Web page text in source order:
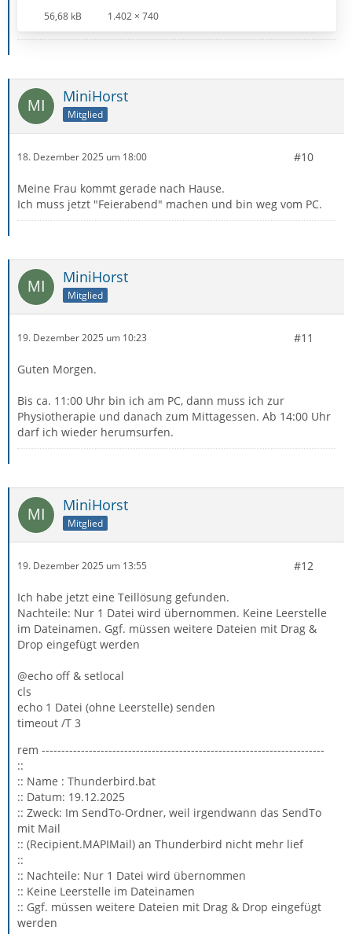
56,68 kB 1.402 × 740
MiniHorst
Mitglied
18. Dezember 2025 um 18:00 #10
Meine Frau kommt gerade nach Hause.
Ich muss jetzt "Feierabend" machen und bin weg vom PC.
MiniHorst
Mitglied
19. Dezember 2025 um 10:23 #11
Guten Morgen.
Bis ca. 11:00 Uhr bin ich am PC, dann muss ich zur
Physiotherapie und danach zum Mittagessen. Ab 14:00 Uhr
darf ich wieder herumsurfen.
MiniHorst
Mitglied
19. Dezember 2025 um 13:55 #12
Ich habe jetzt eine Teillösung gefunden.
Nachteile: Nur 1 Datei wird übernommen. Keine Leerstelle
im Dateinamen. Ggf. müssen weitere Dateien mit Drag &
Drop eingefügt werden
@echo off & setlocal
cls
echo 1 Datei (ohne Leerstelle) senden
timeout /T 3
rem ------------------------------------------------------------------------
::
:: Name : Thunderbird.bat
:: Datum: 19.12.2025
:: Zweck: Im SendTo-Ordner, weil irgendwann das SendTo
mit Mail
:: (Recipient.MAPIMail) an Thunderbird nicht mehr lief
::
:: Nachteile: Nur 1 Datei wird übernommen
:: Keine Leerstelle im Dateinamen
:: Ggf. müssen weitere Dateien mit Drag & Drop eingefügt
werden